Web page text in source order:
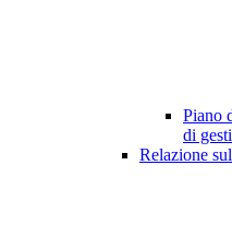
Piano
di
Relazione